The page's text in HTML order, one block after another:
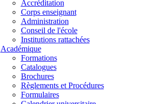
Accréditation
Corps enseignant
Administration
Conseil de l'école
Institutions rattachées
Académique
Formations
Catalogues
Brochures
Règlements et Procédures
Formulaires